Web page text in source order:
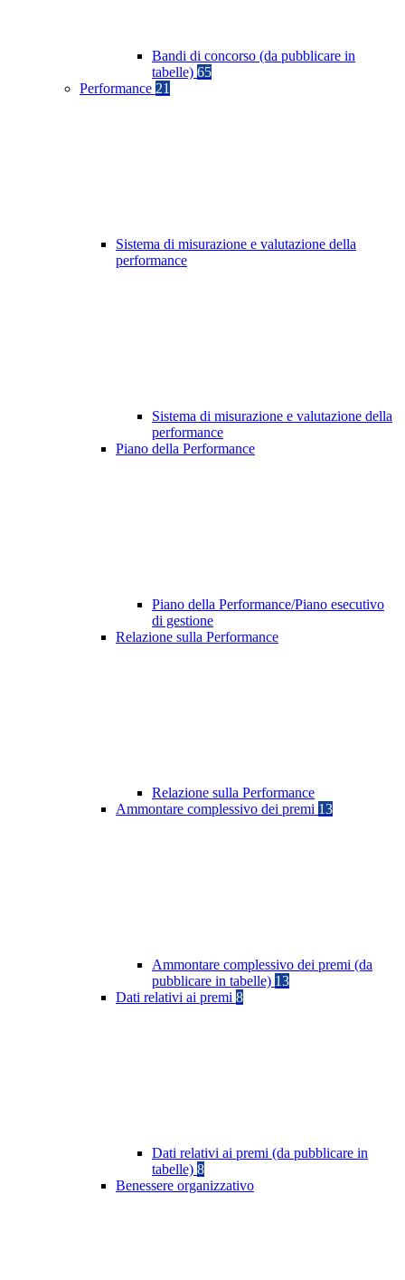
Bandi di concorso (da pubblicare in
tabelle) 65
Performance 21
Sistema di misurazione e valutazione della
performance
Sistema di misurazione e valutazione della
performance
Piano della Performance
Piano della Performance/Piano esecutivo
di gestione
Relazione sulla Performance
Relazione sulla Performance
Ammontare complessivo dei premi 13
Ammontare complessivo dei premi (da
pubblicare in tabelle) 13
Dati relativi ai premi 8
Dati relativi ai premi (da pubblicare in
tabelle) 8
Benessere organizzativo